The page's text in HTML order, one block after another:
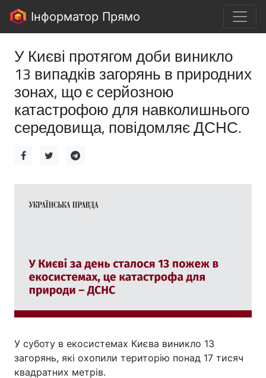
Інформатор Прямо
У Києві протягом доби виникло
13 випадків загорянь в природних
зонах, що є серйозною
катастрофою для навколишнього
середовища, повідомляє ДСНС.
У суботу в екосистемах Києва виникло 13
загорянь, які охопили територію понад 17 тисяч
квадратних метрів.